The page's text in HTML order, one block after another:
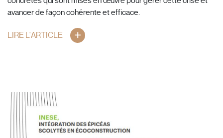
avancer de façon cohérente et efficace.
LIRE L'ARTICLE